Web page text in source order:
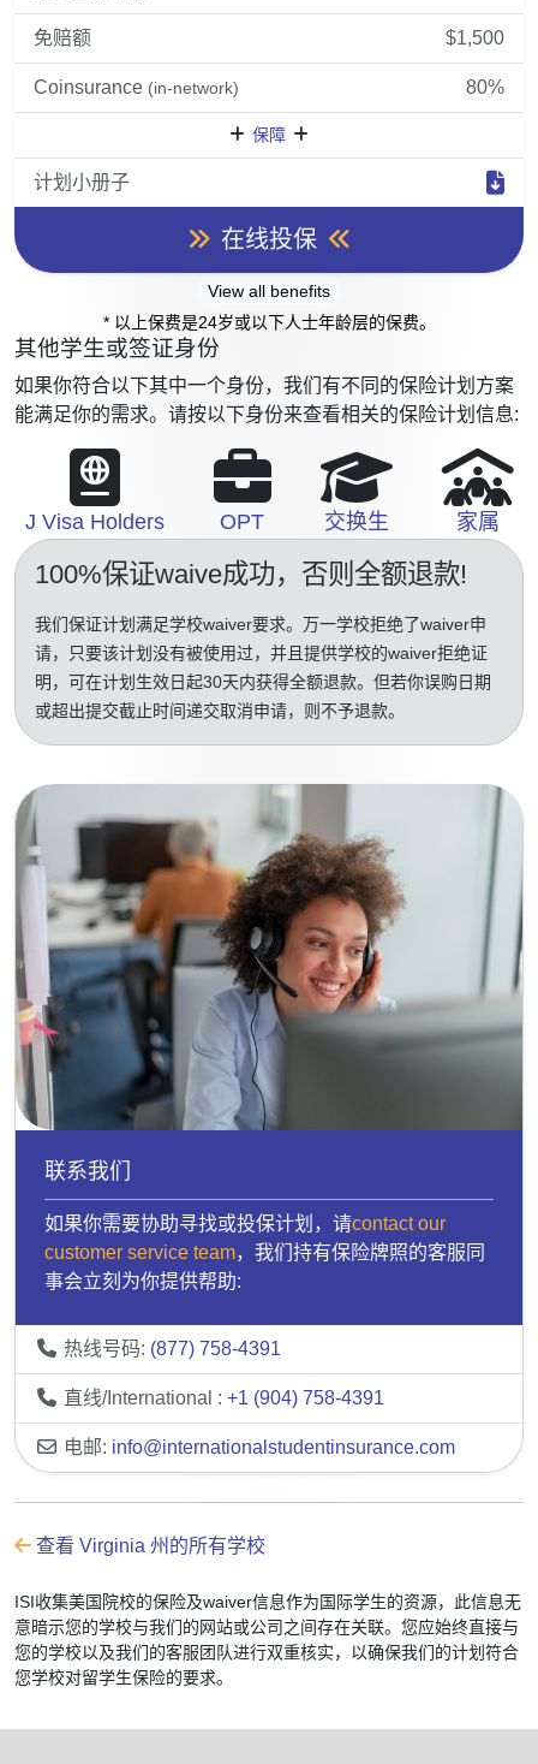
免赔额 $1,500
Coinsurance (in-network) 80%
保障
计划小册子
在线投保
View all benefits
* 以上保费是24岁或以下人士年龄层的保费。
其他学生或签证身份
如果你符合以下其中一个身份，我们有不同的保险计划方案
能满足你的需求。请按以下身份来查看相关的保险计划信息:
J Visa Holders OPT 交换生 家属
100%保证waive成功，否则全额退款!
我们保证计划满足学校waiver要求。万一学校拒绝了waiver申
请，只要该计划没有被使用过，并且提供学校的waiver拒绝证
明，可在计划生效日起30天内获得全额退款。但若你误购日期
或超出提交截止时间递交取消申请，则不予退款。
联系我们
如果你需要协助寻找或投保计划，请contact our
customer service team，我们持有保险牌照的客服同
事会立刻为你提供帮助:
热线号码: (877) 758-4391
直线/International : +1 (904) 758-4391
电邮: info@internationalstudentinsurance.com
查看 Virginia 州的所有学校
ISI收集美国院校的保险及waiver信息作为国际学生的资源，此信息无
意暗示您的学校与我们的网站或公司之间存在关联。您应始终直接与
您的学校以及我们的客服团队进行双重核实，以确保我们的计划符合
您学校对留学生保险的要求。